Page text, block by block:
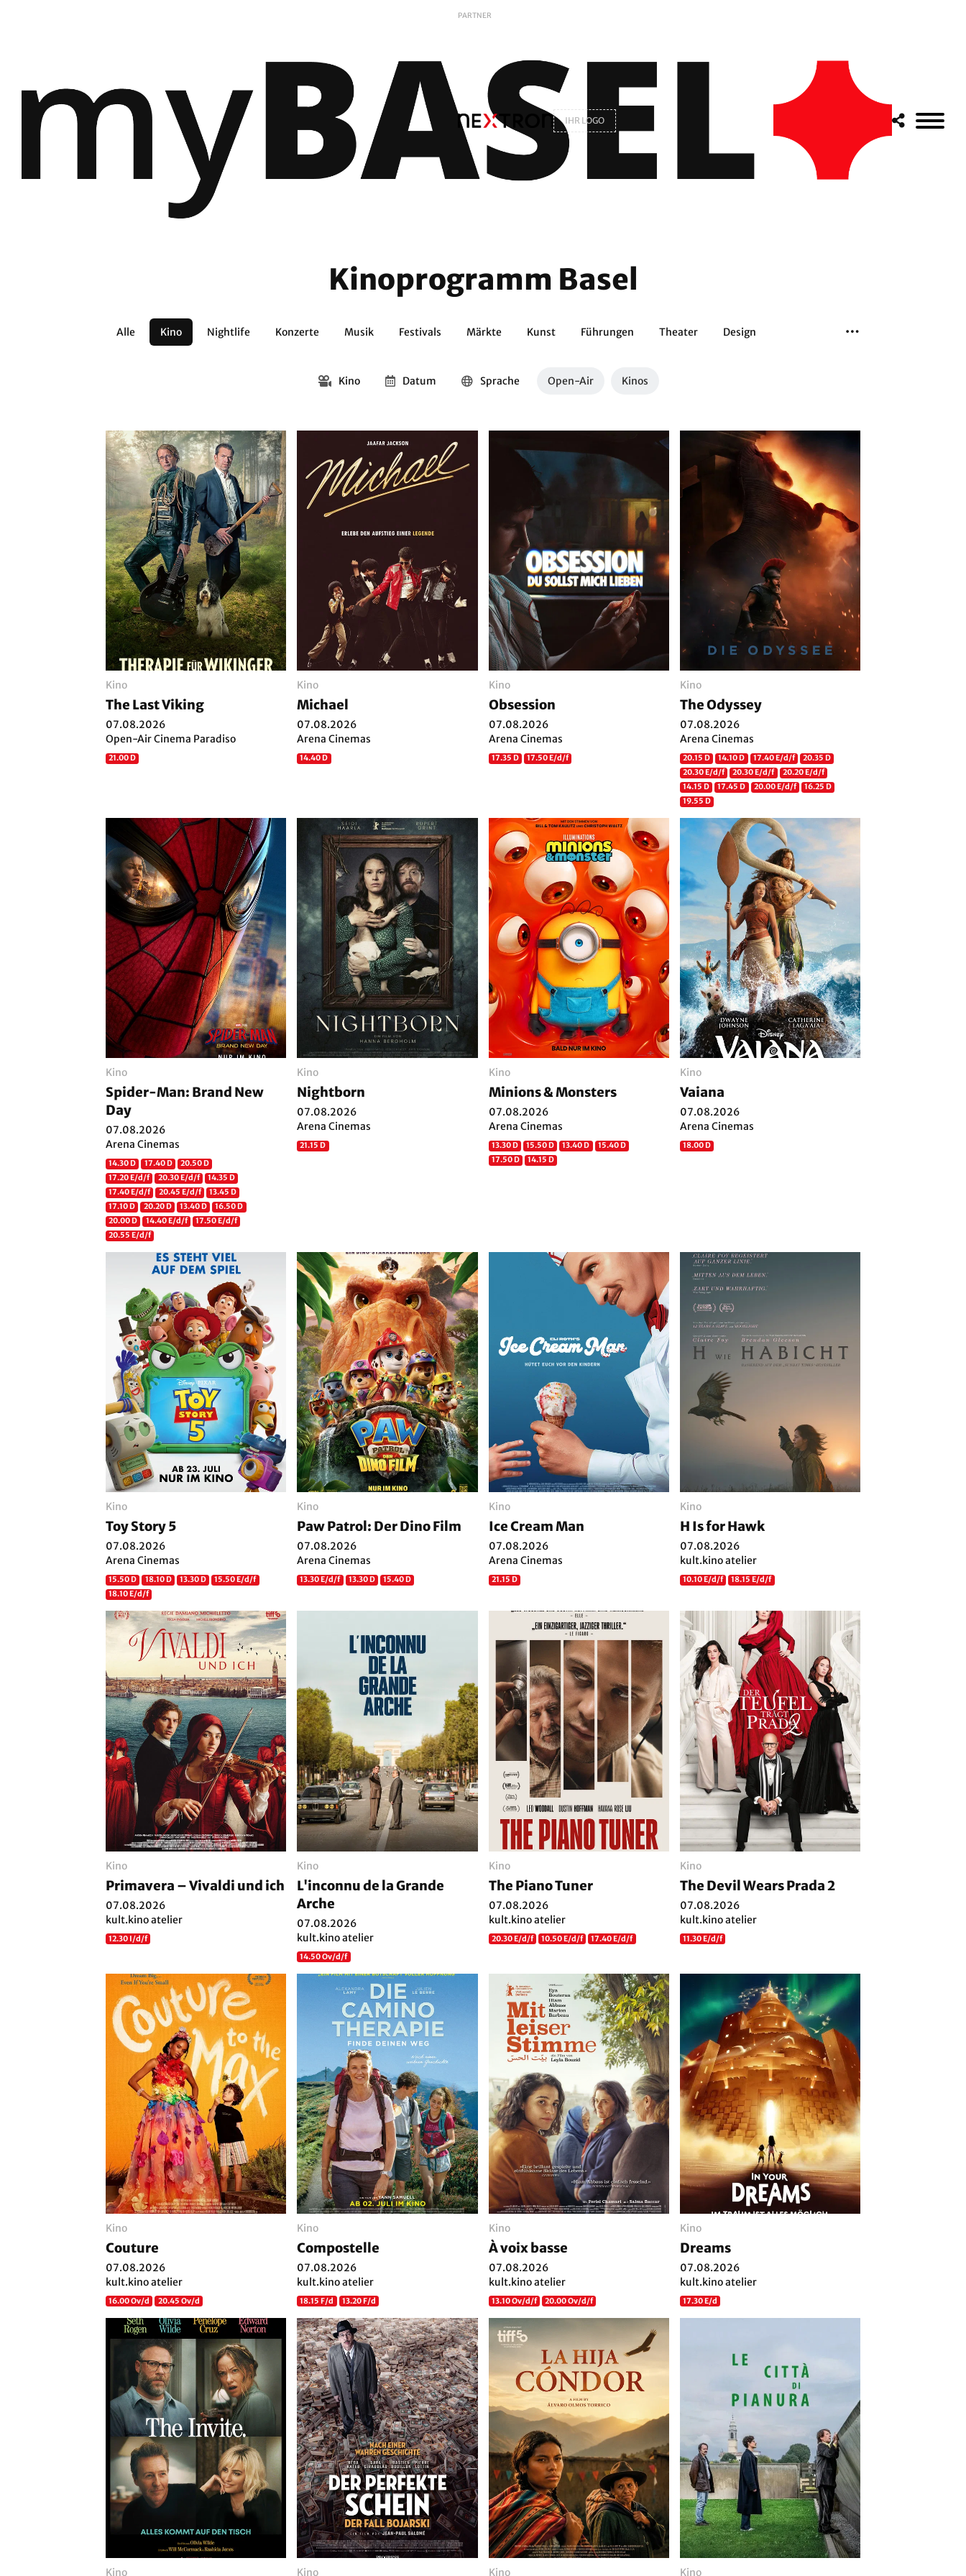
PARTNER
IHR LOGO
Kinoprogramm Basel
Alle Kino Nightlife Konzerte Musik Festivals Märkte Kunst Führungen Theater Design
Kino Datum Sprache Open-Air Kinos
Kino
The Last Viking
07.08.2026
Open-Air Cinema Paradiso
21.00 D
Kino
Michael
07.08.2026
Arena Cinemas
14.40 D
Kino
Obsession
07.08.2026
Arena Cinemas
17.35 D 17.50 E/d/f
Kino
The Odyssey
07.08.2026
Arena Cinemas
20.15 D 14.10 D 17.40 E/d/f
20.35 D
20.30 E/d/f
20.30 E/d/f
20.20 E/d/f
14.15 D
17.45 D 20.00 E/d/f
16.25 D
19.55 D
Kino
Spider-Man: Brand New
Day
07.08.2026
Arena Cinemas
14.30 D 17.40 D
20.50 D
17.20 E/d/f
20.30 E/d/f
14.35 D
17.40 E/d/f
20.45 E/d/f
13.45 D
17.10 D
20.20 D 13.40 D
16.50 D
20.00 D
14.40 E/d/f
17.50 E/d/f
20.55 E/d/f
Kino
Nightborn
07.08.2026
Arena Cinemas
21.15 D
Kino
Minions & Monsters
07.08.2026
Arena Cinemas
13.30 D 15.50 D 13.40 D
15.40 D
17.50 D
14.15 D
Kino
Vaiana
07.08.2026
Arena Cinemas
18.00 D
Kino
Toy Story 5
07.08.2026
Arena Cinemas
15.50 D 18.10 D 13.30 D
15.50 E/d/f
18.10 E/d/f
Kino
Paw Patrol: Der Dino Film
07.08.2026
Arena Cinemas
13.30 E/d/f 13.30 D 15.40 D
Kino
Ice Cream Man
07.08.2026
Arena Cinemas
21.15 D
Kino
H Is for Hawk
07.08.2026
kult.kino atelier
10.10 E/d/f 18.15 E/d/f
Kino
Primavera – Vivaldi und ich
07.08.2026
kult.kino atelier
12.30 I/d/f
Kino
L'inconnu de la Grande
Arche
07.08.2026
kult.kino atelier
14.50 Ov/d/f
Kino
The Piano Tuner
07.08.2026
kult.kino atelier
20.30 E/d/f 10.50 E/d/f 17.40 E/d/f
Kino
The Devil Wears Prada 2
07.08.2026
kult.kino atelier
11.30 E/d/f
Kino
Couture
07.08.2026
kult.kino atelier
16.00 Ov/d 20.45 Ov/d
Kino
Compostelle
07.08.2026
kult.kino atelier
18.15 F/d 13.20 F/d
Kino
À voix basse
07.08.2026
kult.kino atelier
13.10 Ov/d/f 20.00 Ov/d/f
Kino
Dreams
07.08.2026
kult.kino atelier
17.30 E/d
Kino Kino Kino Kino